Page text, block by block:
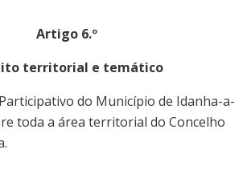
Artigo 6.º
territorial e temático
Participativo do Município de Idanha-a-
toda a área territorial do Concelho
.